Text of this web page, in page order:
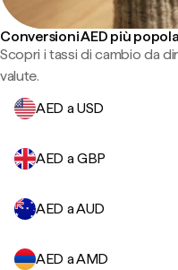
Conversioni AED più
Scopri i tassi di cambio da
valute.
AED a USD
AED a GBP
AED a AUD
AED a AMD